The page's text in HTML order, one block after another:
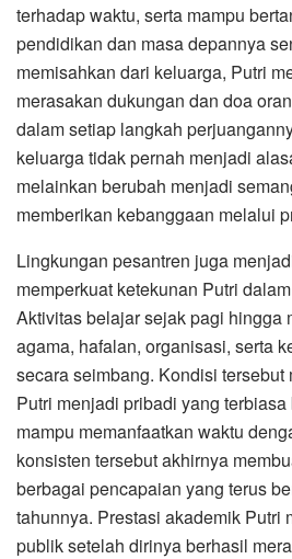
terhadap waktu, serta mampu
pendidikan dan masa depannya
memisahkan dari keluarga, Putri
merasakan dukungan dan doa
dalam setiap langkah
keluarga tidak pernah menjadi
melainkan berubah menjadi
memberikan kebanggaan melalui
Lingkungan pesantren juga
memperkuat ketekunan Putri
Aktivitas belajar sejak pagi hingga
agama, hafalan, organisasi, serta
secara seimbang. Kondisi tersebut
Putri menjadi pribadi yang
mampu memanfaatkan waktu
konsisten tersebut akhirnya
berbagai pencapaian yang terus
tahunnya. Prestasi akademik Putri
publik setelah dirinya berhasil